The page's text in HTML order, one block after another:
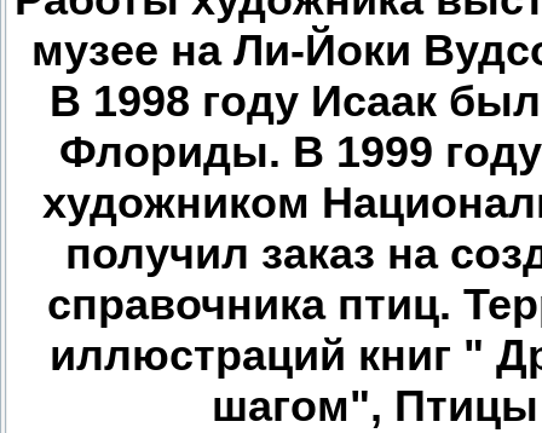
музее на Ли-Йоки
В 1998 году Исаак
Флориды. В 1999
художником
получил заказ на
справочника птиц.
иллюстраций книг "
шагом",